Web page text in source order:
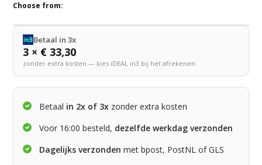
Choose from:
Betaal in 3x
3 × € 33,30
zonder extra kosten — kies iDEAL in3 bij het afrekenen
Betaal in 2x of 3x zonder extra kosten
Voor 16:00 besteld, dezelfde werkdag verzonden
Dagelijks verzonden met bpost, PostNL of GLS